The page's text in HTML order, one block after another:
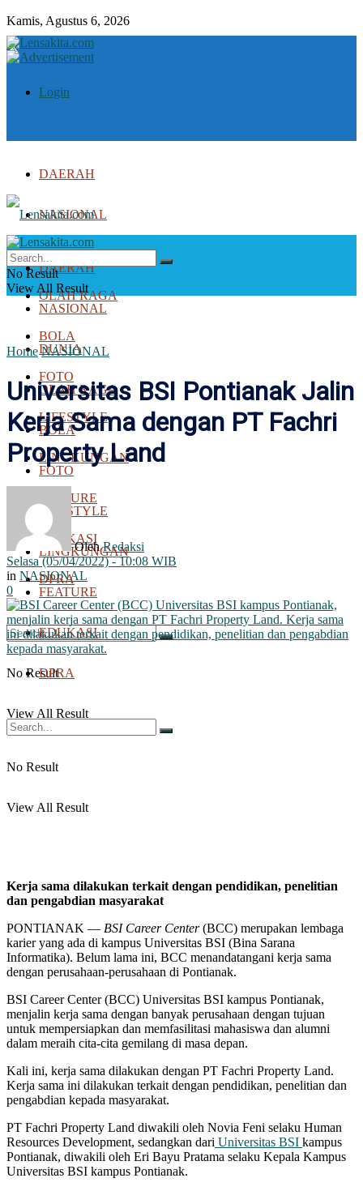
Kamis, Agustus 6, 2026
Login
DAERAH
NASIONAL
DUNIA
OLAH RAGA
BOLA
FOTO
LIFESTYLE
LINGKUNGAN
FEATURE
EDUKASI
DPRA
No Result
View All Result
DAERAH
NASIONAL
DUNIA
OLAH RAGA
BOLA
FOTO
LIFESTYLE
LINGKUNGAN
FEATURE
EDUKASI
DPRA
No Result
View All Result
No Result
View All Result
Home NASIONAL
Universitas BSI Pontianak Jalin
Kerja Sama dengan PT Fachri
Property Land
Oleh Redaksi
Selasa (05/04/2022) - 10:08 WIB
in NASIONAL
0
Kerja sama dilakukan terkait dengan pendidikan, penelitian
dan pengabdian masyarakat
PONTIANAK — BSI Career Center(BCC) merupakan lembaga
karier yang ada di kampus Universitas BSI (Bina Sarana
Informatika). Belum lama ini, BCC menandatangani kerja sama
dengan perusahaan-perusahaan di Pontianak.
BSI Career Center (BCC) Universitas BSI kampus Pontianak,
menjalin kerja sama dengan banyak perusahaan dengan tujuan
untuk mempersiapkan dan memfasilitasi mahasiswa dan alumni
dalam meraih cita-cita gemilang di masa depan.
Kali ini, kerja sama dilakukan dengan PT Fachri Property Land.
Kerja sama ini dilakukan terkait dengan pendidikan, penelitian dan
pengabdian kepada masyarakat.
PT Fachri Property Land diwakili oleh Novia Feni selaku Human
Resources Development, sedangkan dari Universitas BSI kampus
Pontianak, diwakili oleh Eri Bayu Pratama selaku Kepala Kampus
Universitas BSI kampus Pontianak.